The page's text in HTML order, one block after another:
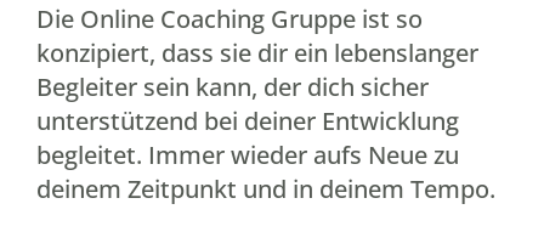
Die Online Coaching Gruppe ist so
konzipiert, dass sie dir ein lebenslanger
Begleiter sein kann, der dich sicher
unterstützend bei deiner Entwicklung
begleitet. Immer wieder aufs Neue zu
deinem Zeitpunkt und in deinem Tempo.